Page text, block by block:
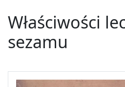
Właściwości
sezamu